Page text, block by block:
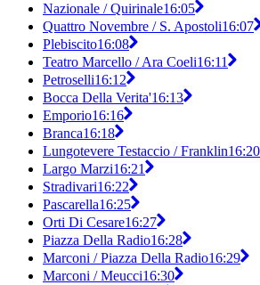
Nazionale / Quirinale16:05
Quattro Novembre / S. Apostoli16:07
Plebiscito16:08
Teatro Marcello / Ara Coeli16:11
Petroselli16:12
Bocca Della Verita'16:13
Emporio16:16
Branca16:18
Lungotevere Testaccio / Franklin16:20
Largo Marzi16:21
Stradivari16:22
Pascarella16:25
Orti Di Cesare16:27
Piazza Della Radio16:28
Marconi / Piazza Della Radio16:29
Marconi / Meucci16:30